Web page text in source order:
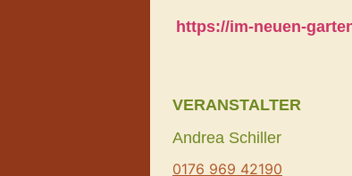
https://im-neuen-
VERANSTALTER
Andrea Schiller
0176 969 42190